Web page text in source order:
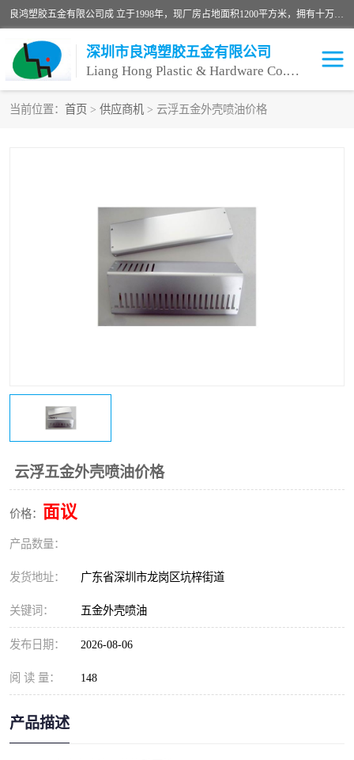
良鸿塑胶五金有限公司成 立于1998年，现厂房占地面积1200平方米，拥有十万级无尘车间，自动喷涂线1条，手动喷涂线2条，丝印移印滚印烫印拉线1条，本公司自建厂以来一直 以“顾客、品质、服务三个第一”为原则，从来货到处理、喷漆、烘烤、品检、包装等每一道工序都严格把持质量关，竭诚为广大朋友、客户服务。现如今已深得广 大客户信赖。
深圳市良鸿塑胶五金有限公司
Liang Hong Plastic & Hardware Co. Ltd
当前位置： 首页 > 供应商机 > 云浮五金外壳喷油价格
云浮五金外壳喷油价格
价格： 面议
产品数量：
发货地址： 广东省深圳市龙岗区坑梓街道
关键词： 五金外壳喷油
发布日期： 2026-08-06
阅 读 量： 148
产品描述